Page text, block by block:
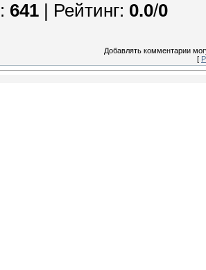
: 641 Рейтинг: 0.0/0
Добавлять комментарии
[